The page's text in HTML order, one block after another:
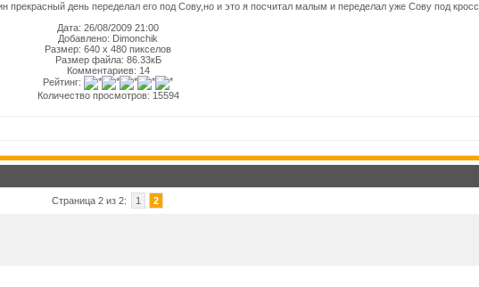
прекрасный день переделал его под Сову,но и это я посчитал малым и переделал уже Сову под кросс.
Дата: 26/08/2009 21:00
Добавлено: Dimonchik
Размер: 640 x 480 пикселов
Размер файла: 86.33кБ
Комментариев: 14
Рейтинг:
Количество просмотров: 15594
Страница 2 из 2: 1 2